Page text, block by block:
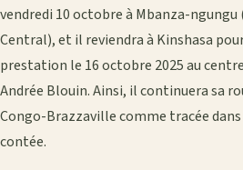
vendredi 10 octobre à Mbanza-
Central), et il reviendra à Kinshasa
prestation le 16 octobre 2025 au
Andrée Blouin. Ainsi, il continuera sa
Congo-Brazzaville comme tracée dans
contée.